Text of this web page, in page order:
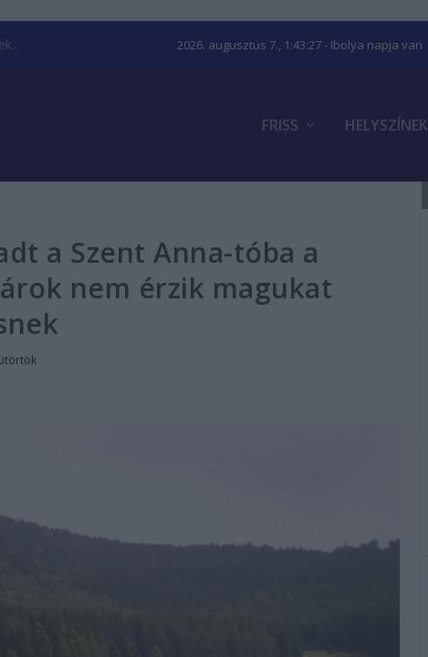
2026. augusztus 7., 1:43:28- Ibolya napja van
FRISS HELYSZÍNEK
a Szent Anna-tóba a
nem érzik magukat